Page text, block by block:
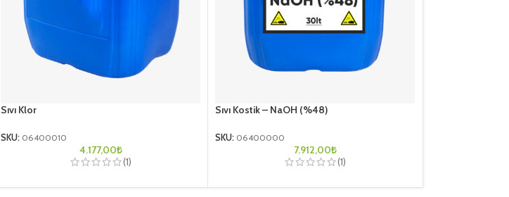
Sıvı Klor
SKU: 06400010
4.177,00₺
(1)
Sıvı Kostik – NaOH (%48)
SKU: 06400000
7.912,00₺
(1)